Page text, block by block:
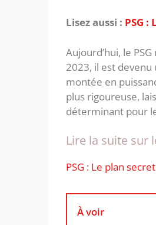
Lisez aussi : PSG
Aujourd’hui, le
2023, il est
montée en
plus rigoureuse,
déterminant pour
Lire la suite sur
PSG : Le plan
À voir